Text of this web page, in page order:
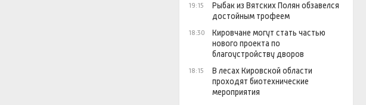
19:15
Рыбак из Вятских Полян обзавелся
достойным трофеем
18:30
Кировчане могут стать частью
нового проекта по
благоустройству дворов
18:15
В лесах Кировской области
проходят биотехнические
мероприятия